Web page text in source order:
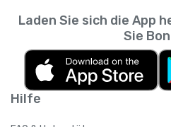
Hilfe
Laden Sie sich die App
Sie